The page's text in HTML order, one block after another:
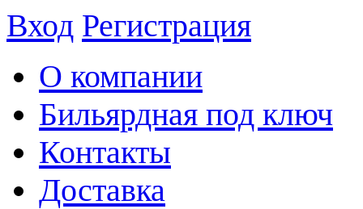
Вход Регистрация
О компании
Бильярдная под ключ
Контакты
Доставка